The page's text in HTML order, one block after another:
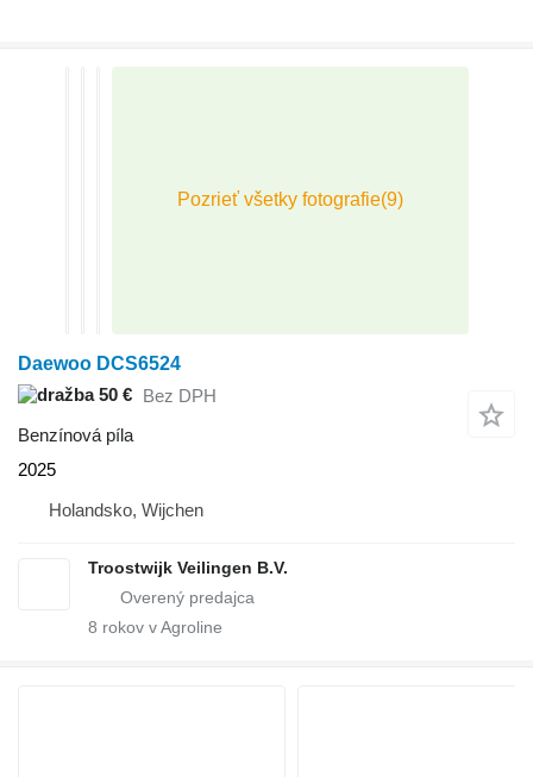
Daewoo DCS6524
50 € Bez DPH
Benzínová píla
2025
Holandsko, Wijchen
Troostwijk Veilingen B.V.
8 rokov v Agroline